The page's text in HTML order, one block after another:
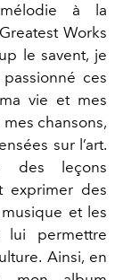
à la
Works
le savent, je
ces
vie et mes
chansons,
sur l’art.
des leçons
exprimer des
et les
permettre
Ainsi, en